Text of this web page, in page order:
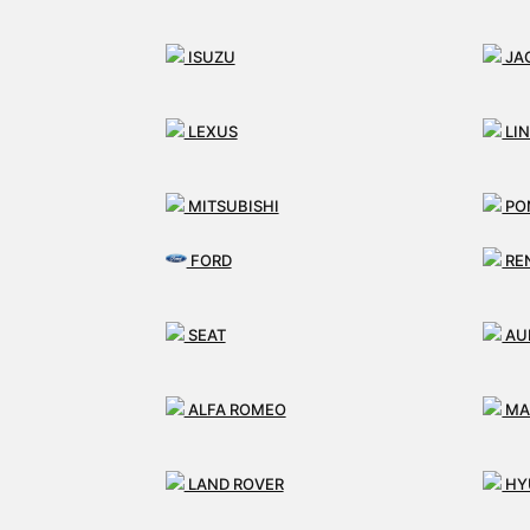
ISUZU
LEXUS
MITSUBISHI
FORD
SEAT
ALFA ROMEO
LAND ROVER